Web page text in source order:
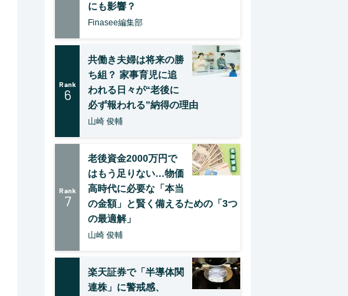
にも影響？
Finasee編集部
Rank
6
共働き夫婦は将来の勝
ち組？ 家事育児に追
われる日々が“老後に
必ず報われる”納得の理由
山崎 俊輔
Rank
7
老後資金2000万円で
はもう足りない…物価
高時代に必要な「本当
の金額」と賢く備えるための「3つ
の最適解」
山崎 俊輔
楽天証券で「半導体関
連株」に警戒感、